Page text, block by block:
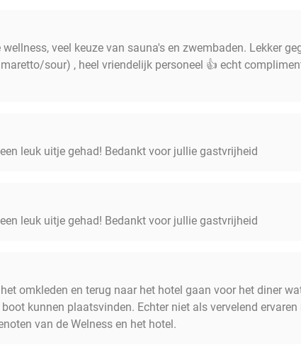
veel keuze van sauna's en zwembaden. Lekker
sour) , heel vriendelijk personeel 👍 echt
leuk uitje gehad! Bedankt voor jullie gastvrijheid
leuk uitje gehad! Bedankt voor jullie gastvrijheid
omkleden en terug naar het hotel gaan voor het diner
kunnen plaatsvinden. Echter niet als vervelend
van de Welness en het hotel.